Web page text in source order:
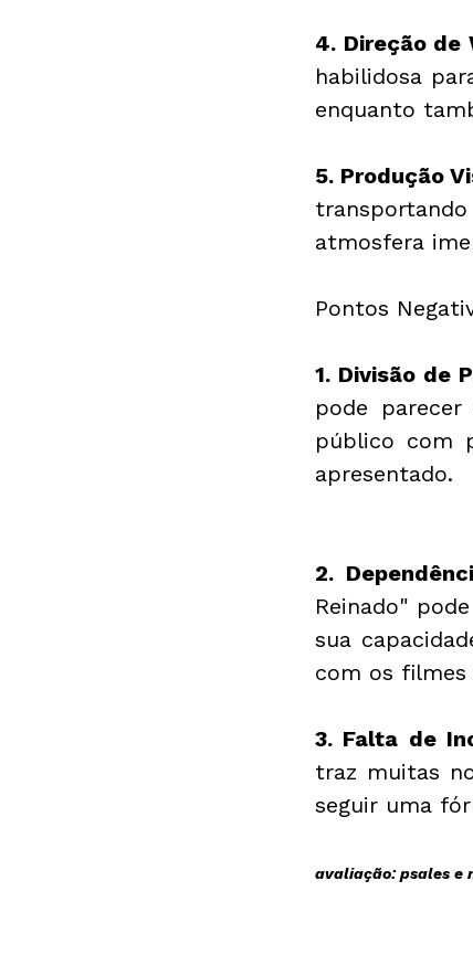
4. Direção de
habilidosa
enquanto
5. Produção
atmosfera
Pontos
1. Divisão de
pode
público com
apresentado.
2.
Reinado"
sua
com os filmes
3. Falta de
traz muitas
seguir uma
avaliação: psales e